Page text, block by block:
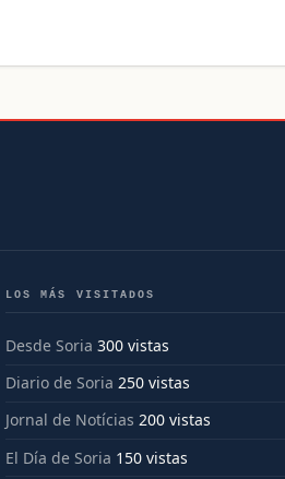
LOS MÁS VISITADOS
Desde Soria 300 vistas
Diario de Soria 250 vistas
Jornal de Notícias 200 vistas
El Día de Soria 150 vistas